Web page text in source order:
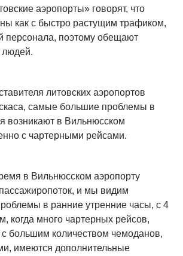
аэропорты» говорят, что
как с быстро растущим трафиком,
персонала, поэтому обещают
людей.
литовских аэропортов
самые большие проблемы в
возникают в Вильнюсском
с чартерными рейсами.
в Вильнюсском аэропорту
и мы видим
в ранние утренние часы, с 4
когда много чартерных рейсов,
большим количеством чемоданов,
имеются дополнительные